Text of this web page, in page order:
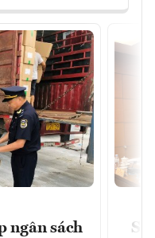
ngân sách